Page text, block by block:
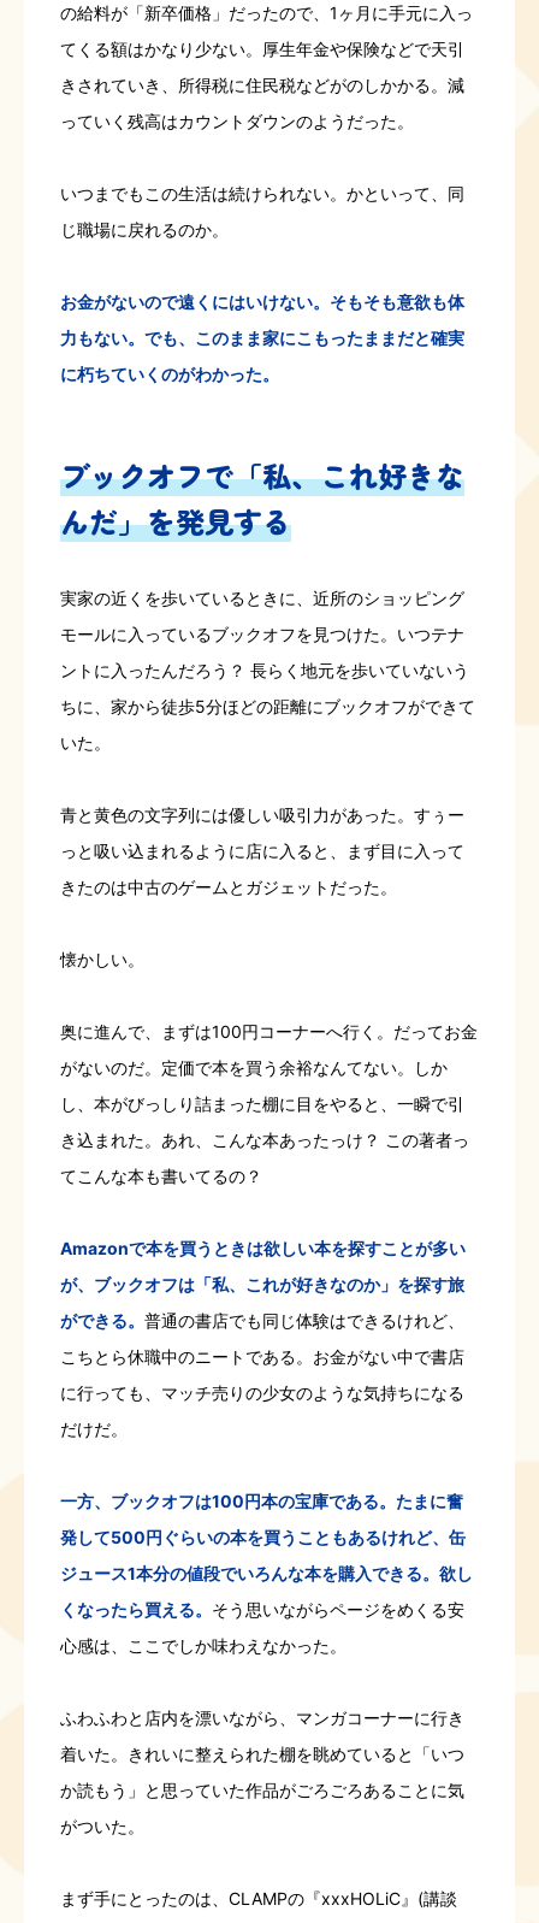
の給料が「新卒価格」だったので、1ヶ月に手元に入っ
てくる額はかなり少ない。厚生年金や保険などで天引
きされていき、所得税に住民税などがのしかかる。減
っていく残高はカウントダウンのようだった。
いつまでもこの生活は続けられない。かといって、同
じ職場に戻れるのか。
お金がないので遠くにはいけない。そもそも意欲も体
力もない。でも、このまま家にこもったままだと確実
に朽ちていくのがわかった。
ブックオフで「私、これ好きな
んだ」を発見する
実家の近くを歩いているときに、近所のショッピング
モールに入っているブックオフを見つけた。いつテナ
ントに入ったんだろう？ 長らく地元を歩いていないう
ちに、家から徒歩5分ほどの距離にブックオフができて
いた。
青と黄色の文字列には優しい吸引力があった。すぅー
っと吸い込まれるように店に入ると、まず目に入って
きたのは中古のゲームとガジェットだった。
懐かしい。
奥に進んで、まずは100円コーナーへ行く。だってお金
がないのだ。定価で本を買う余裕なんてない。しか
し、本がびっしり詰まった棚に目をやると、一瞬で引
き込まれた。あれ、こんな本あったっけ？ この著者っ
てこんな本も書いてるの？
Amazonで本を買うときは欲しい本を探すことが多い
が、ブックオフは「私、これが好きなのか」を探す旅
ができる。 普通の書店でも同じ体験はできるけれど、
こちとら休職中のニートである。お金がない中で書店
に行っても、マッチ売りの少女のような気持ちになる
だけだ。
一方、ブックオフは100円本の宝庫である。たまに奮
発して500円ぐらいの本を買うこともあるけれど、缶
ジュース1本分の値段でいろんな本を購入できる。欲し
くなったら買える。 そう思いながらページをめくる安
心感は、ここでしか味わえなかった。
ふわふわと店内を漂いながら、マンガコーナーに行き
着いた。きれいに整えられた棚を眺めていると「いつ
か読もう」と思っていた作品がごろごろあることに気
がついた。
まず手にとったのは、CLAMPの『xxxHOLiC』(講談